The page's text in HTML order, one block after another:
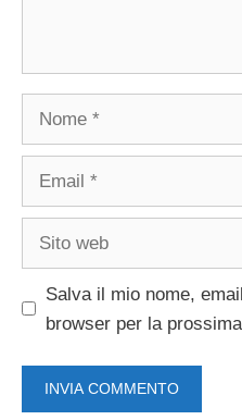
Nome
Email
Sito
Salva il mio nome,
browser per la